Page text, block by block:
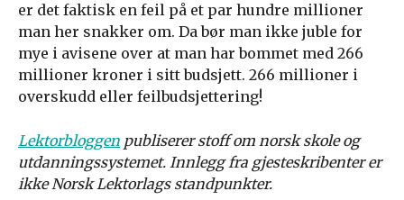
er det faktisk en feil på et par hundre millioner
man her snakker om. Da bør man ikke juble for
mye i avisene over at man har bommet med 266
millioner kroner i sitt budsjett. 266 millioner i
overskudd eller feilbudsjettering!
Lektorbloggen publiserer stoff om norsk skole og
utdanningssystemet. Innlegg fra gjesteskribenter er
ikke Norsk Lektorlags standpunkter.